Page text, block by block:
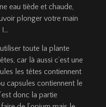
eau tiède et chaude,
plonger votre main
!…
toute la plante
car là aussi c’est une
les têtes contiennent
capsules contiennent le
donc la partie